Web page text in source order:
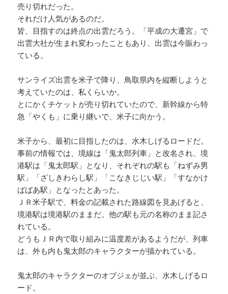
売り切れだった。
それだけ人気があるのだ。
皆、目指すのは終点の出雲だろう。「平成の大遷宮」で
出雲大社が生まれ変わったこともあり、出雲は今賑わっ
ている。
サンライズ出雲を米子で降り、鳥取県内を縦断しようと
考えていたのは、私くらいか。
とにかくチケットが売り切れていたので、新幹線から特
急「やくも」に乗り継いで、米子に向かう。
米子から、最初に目指したのは、水木しげるロードだ。
事前の情報では、境線は「鬼太郎列車」と改名され、境
港駅は「鬼太郎駅」となり、それぞれの駅も「ねずみ男
駅」「ざしきわらし駅」「こなきじじい駅」「すなかけ
ばばあ駅」となったとあった。
ＪＲ米子駅で、料金の記載された路線図を見あげると、
境港駅は境港駅のままだ。他の駅も元の名称のまま記さ
れている。
どうもＪＲ内で取り組みに温度差があるようだが、列車
は、外も内も鬼太郎のキャラクターが描かれている。
鬼太郎のキャラクターのオブジェが並ぶ、水木しげるロ
ード。